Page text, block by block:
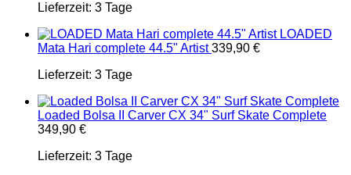
Lieferzeit: 3 Tage
LOADED
Mata Hari complete 44.5" Artist 339,90 €
Lieferzeit: 3 Tage
Loaded Bolsa II Carver CX 34" Surf Skate Complete
349,90 €
Lieferzeit: 3 Tage